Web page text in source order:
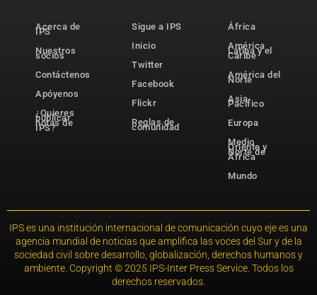
Acerca de
IPS
Nuestros
socios
Contáctenos
Apóyenos
¿Quieres
publicar
notas de
IPS?
Sigue a IPS
Inicio
Twitter
Facebook
Flickr
Reglas de
comunidad
África
América
Latina y el
Caribe
América del
Norte
Asia-
Pacífico
Europa
Medio
Oriente y
Norte de
África
Mundo
IPS es una institución internacional de comunicación cuyo eje es una
agencia mundial de noticias que amplifica las voces del Sur y de la
sociedad civil sobre desarrollo, globalización, derechos humanos y
ambiente. Copyright © 2025 IPS-Inter Press Service. Todos los
derechos reservados.